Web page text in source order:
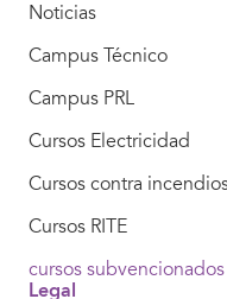
Noticias
Campus Técnico
Campus PRL
Cursos Electricidad
Cursos contra
Cursos RITE
cursos subvencionados
Legal